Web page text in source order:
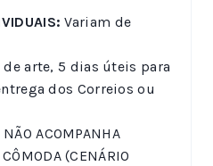
Variam de
de arte, 5 dias úteis para
dos Correios ou
NÃO ACOMPANHA
(CENÁRIO